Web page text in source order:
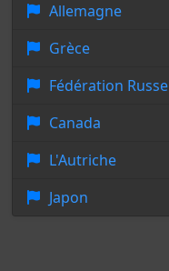
Allemagne
Grèce
Fédération Russe
Canada
L'Autriche
Japon